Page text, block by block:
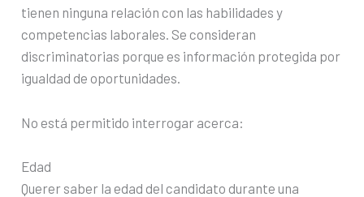
tienen ninguna relación con las habilidades y
competencias laborales. Se consideran
discriminatorias porque es información protegida por
igualdad de oportunidades.
No está permitido interrogar acerca:
Edad
Querer saber la edad del candidato durante una